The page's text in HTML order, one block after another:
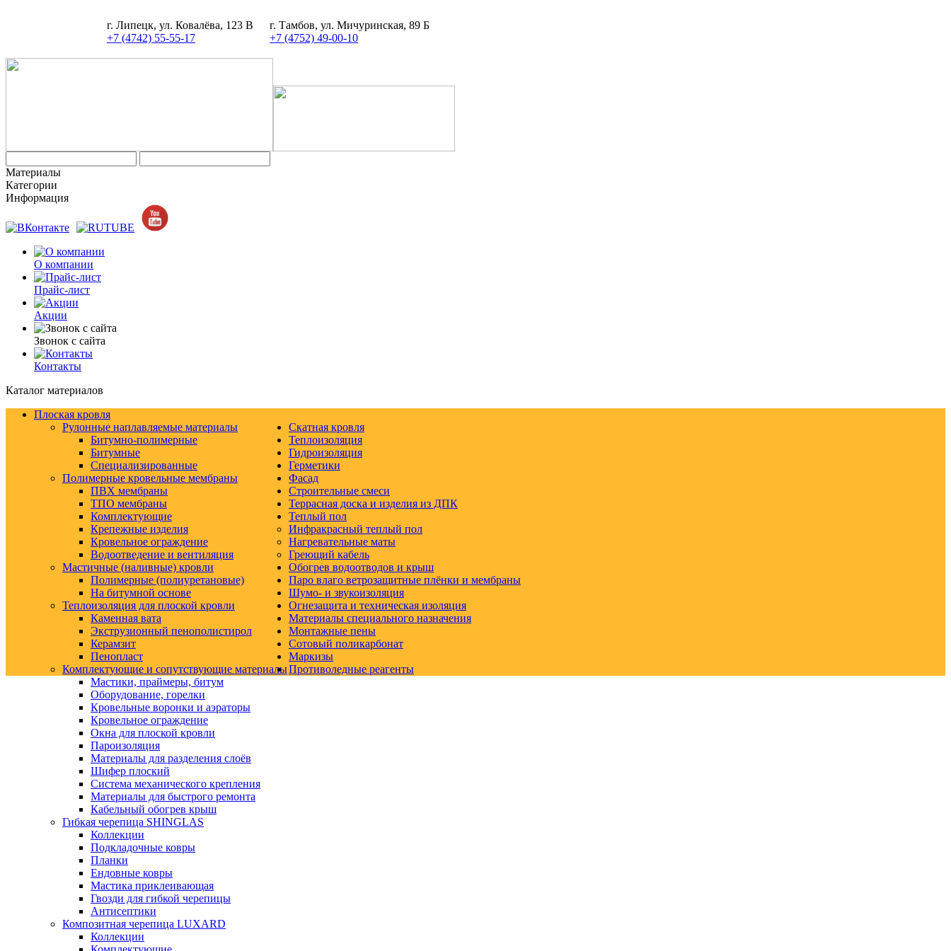
г. Липецк, ул. Ковалёва, 123 В
+7 (4742) 55-55-17
г. Тамбов, ул. Мичуринская, 89 Б
+7 (4752) 49-00-10
Материалы
Категории
Информация
О компании
Прайс-лист
Акции
Звонок с сайта
Контакты
Каталог материалов
Плоская кровля
Рулонные наплавляемые материалы
Битумно-полимерные
Битумные
Специализированные
Полимерные кровельные мембраны
ПВХ мембраны
ТПО мембраны
Комплектующие
Крепежные изделия
Кровельное ограждение
Водоотведение и вентиляция
Мастичные (наливные) кровли
Полимерные (полиуретановые)
На битумной основе
Теплоизоляция для плоской кровли
Каменная вата
Экструзионный пенополистирол
Керамзит
Пенопласт
Комплектующие и сопутствующие материалы
Мастики, праймеры, битум
Оборудование, горелки
Кровельные воронки и аэраторы
Кровельное ограждение
Окна для плоской кровли
Пароизоляция
Материалы для разделения слоёв
Шифер плоский
Система механического крепления
Материалы для быстрого ремонта
Кабельный обогрев крыш
Скатная кровля
Гибкая черепица SHINGLAS
Коллекции
Подкладочные ковры
Планки
Ендовные ковры
Мастика приклеивающая
Гвозди для гибкой черепицы
Антисептики
Композитная черепица LUXARD
Коллекции
Теплоизоляция
Гидроизоляция
Герметики
Фасад
Строительные смеси
Террасная доска и изделия из ДПК
Теплый пол
Инфракрасный теплый пол
Нагревательные маты
Греющий кабель
Обогрев водоотводов и крыш
Паро влаго ветрозащитные плёнки и мембраны
Шумо- и звукоизоляция
Огнезащита и техническая изоляция
Материалы специального назначения
Монтажные пены
Сотовый поликарбонат
Маркизы
Противоледные реагенты